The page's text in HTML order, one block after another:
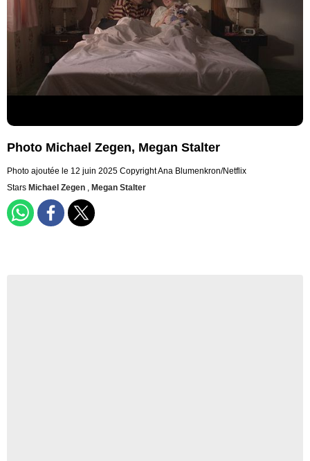
Photo Michael Zegen, Megan Stalter
Photo ajoutée le 12 juin 2025 Copyright Ana Blumenkron/Netflix
Stars Michael Zegen , Megan Stalter